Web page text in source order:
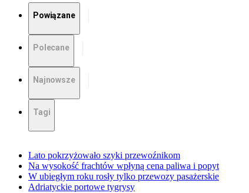
Powiązane
Polecane
Najnowsze
Tagi
Lato pokrzyżowało szyki przewoźnikom
Na wysokość frachtów wpłyną cena paliwa i popyt
W ubiegłym roku rosły tylko przewozy pasażerskie
Adriatyckie portowe tygrysy